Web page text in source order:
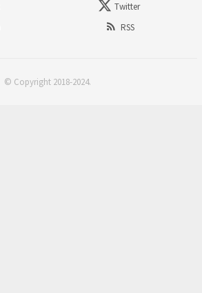
Twitter
RSS
© Copyright 2018-2024.